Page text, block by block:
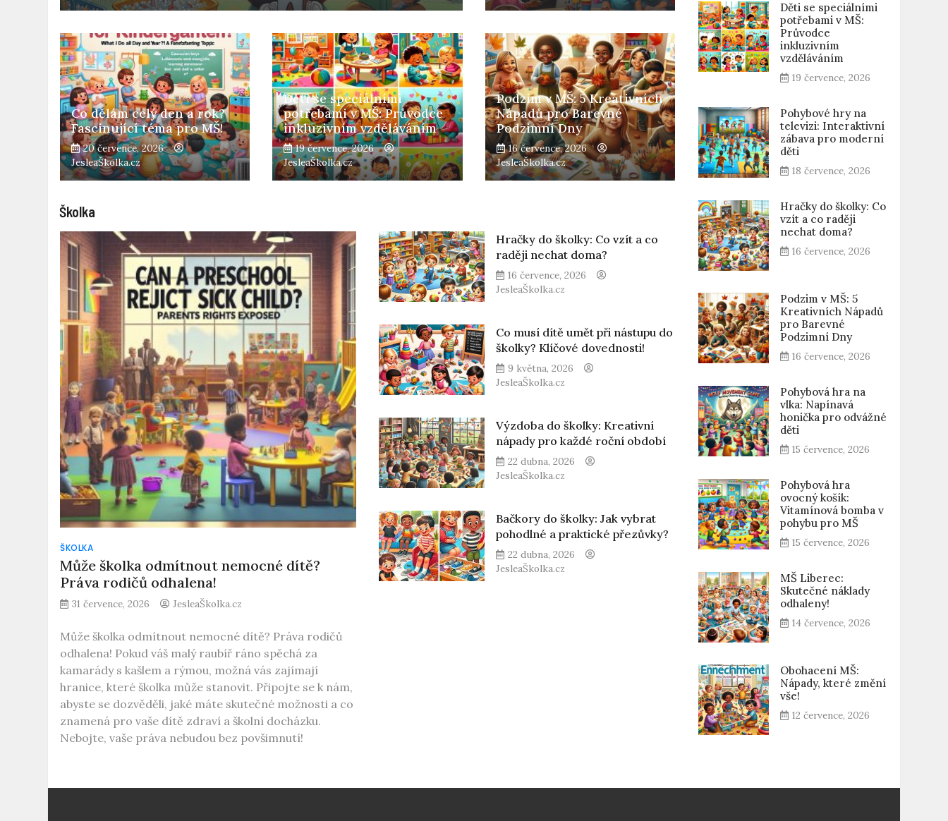
Co dělám celý den a rok?
Fascinující téma pro MŠ!
20 července, 2026
JesleaŠkolka.cz
Děti se speciálními
potřebami v MŠ: Průvodce
inkluzivním vzděláváním
19 července, 2026
JesleaŠkolka.cz
Podzim v MŠ: 5 Kreativních
Nápadů pro Barevné
Podzimní Dny
16 července, 2026
JesleaŠkolka.cz
Školka
ŠKOLKA
Může školka odmítnout nemocné dítě?
Práva rodičů odhalena!
31 července, 2026 JesleaŠkolka.cz
Může školka odmítnout nemocné dítě? Práva rodičů
odhalena! Pokud váš malý raubíř ráno spěchá za
kamarády s kašlem a rýmou, možná vás zajímají
hranice, které školka může stanovit. Připojte se k nám,
abyste se dozvěděli, jaké máte skutečné možnosti a co
znamená pro vaše dítě zdraví a školní docházku.
Nebojte, vaše práva nebudou bez povšimnutí!
Hračky do školky: Co vzít a co
raději nechat doma?
16 července, 2026
JesleaŠkolka.cz
Co musí dítě umět při nástupu do
školky? Klíčové dovednosti!
9 května, 2026
JesleaŠkolka.cz
Výzdoba do školky: Kreativní
nápady pro každé roční období
22 dubna, 2026
JesleaŠkolka.cz
Bačkory do školky: Jak vybrat
pohodlné a praktické přezůvky?
22 dubna, 2026
JesleaŠkolka.cz
Děti se speciálními
potřebami v MŠ:
Průvodce
inkluzivním
vzděláváním
19 července, 2026
Pohybové hry na
televizi: Interaktivní
zábava pro moderní
děti
18 července, 2026
Hračky do školky: Co
vzít a co raději
nechat doma?
16 července, 2026
Podzim v MŠ: 5
Kreativních Nápadů
pro Barevné
Podzimní Dny
16 července, 2026
Pohybová hra na
vlka: Napínavá
honička pro odvážné
děti
15 července, 2026
Pohybová hra
ovocný košík:
Vitamínová bomba v
pohybu pro MŠ
15 července, 2026
MŠ Liberec:
Skutečné náklady
odhaleny!
14 července, 2026
Obohacení MŠ:
Nápady, které změní
vše!
12 července, 2026